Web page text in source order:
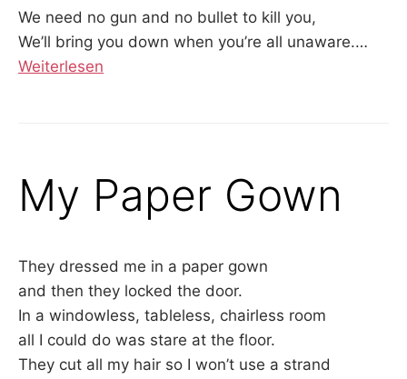
We need no gun and no bullet to kill you,
We’ll bring you down when you’re all unaware.…
Weiterlesen
My Paper Gown
They dressed me in a paper gown
and then they locked the door.
In a windowless, tableless, chairless room
all I could do was stare at the floor.
They cut all my hair so I won’t use a strand